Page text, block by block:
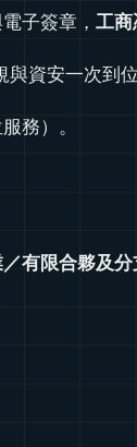
子簽章， 工
資安一次到位
務）。
有限合夥及